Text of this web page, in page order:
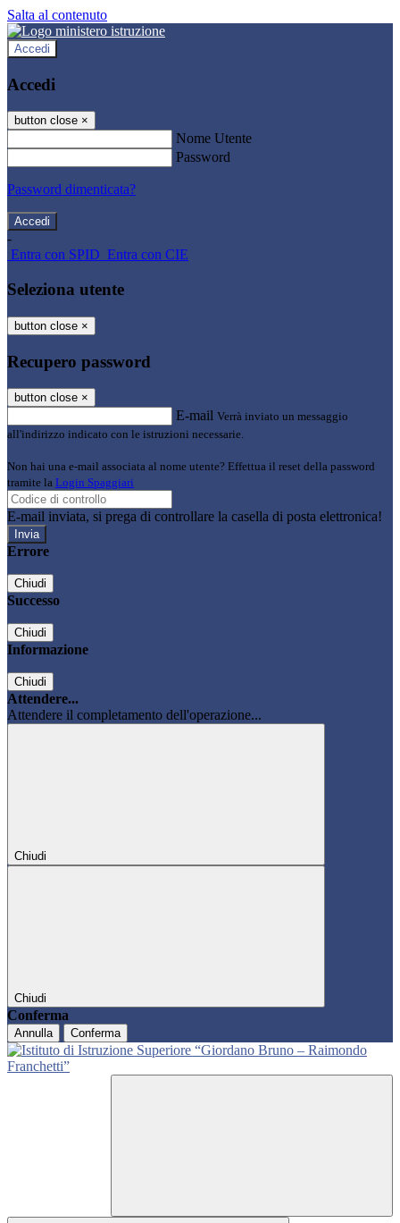
Salta al contenuto
Accedi
Accedi
button close ×
Nome Utente
Password
Password dimenticata?
-
Entra con SPID Entra con CIE
Seleziona utente
button close ×
Recupero password
button close ×
E-mail Verrà inviato un messaggio
all'indirizzo indicato con le istruzioni necessarie.
Non hai una e-mail associata al nome utente? Effettua il reset della password
tramite la Login Spaggiari
E-mail inviata, si prega di controllare la casella di posta elettronica!
Errore
Chiudi
Successo
Chiudi
Informazione
Chiudi
Attendere...
Attendere il completamento dell'operazione...
Chiudi
Chiudi
Conferma
Annulla Conferma